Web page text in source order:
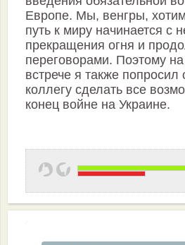
Европе. Мы, венгры,
путь к миру начинается с
прекращения огня и
переговорами. Поэтому
встрече я также попросил
коллегу сделать все
конец войне на Украине.